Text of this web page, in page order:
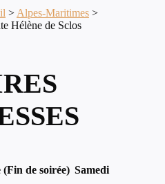
> Alpes-Maritimes >
Hélène de Sclos
(Fin de soirée) Samedi